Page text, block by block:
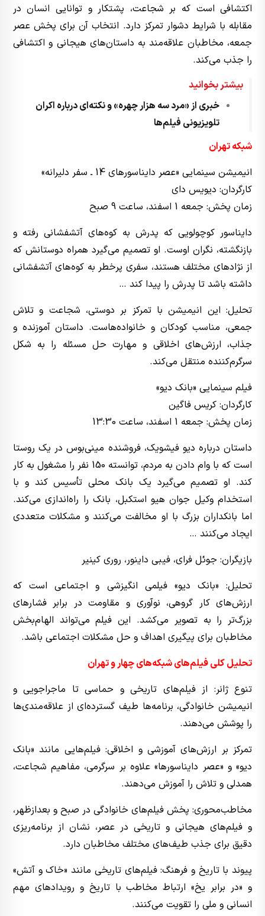
اکتشافی است که بر شجاعت، پشتکار و توانایی انسان در
مقابله با شرایط دشوار تمرکز دارد. انتخاب آن برای پخش عصر
جمعه، مخاطبان علاقه‌مند به داستان‌های هیجانی و اکتشافی
را جذب می‌کند.
بیشتر بخوانید
خبری از «مرد سه هزار چهره» و نکته‌ای درباره اکران
تلویزیونی فیلم‌‌ها
شبکه تهران
انیمیشن سینمایی «عصر دایناسورهای 14 ـ سفر دلیرانه»
کارگردان: دیویس دای
زمان پخش: جمعه 1 اسفند، ساعت 9 صبح
دایناسور کوچولویی که پدرش به کوه‌های آتشفشانی رفته و
بازنگشته، نگران اوست. او تصمیم می‌گیرد همراه دوستانش که
از نژادهای مختلف هستند، سفری پرخطر به کوه‌های آتشفشانی
داشته باشد تا پدرش را پیدا کند …
تحلیل: این انیمیشن با تمرکز بر دوستی، شجاعت و تلاش
جمعی، مناسب کودکان و خانواده‌هاست. داستان آموزنده و
جذاب، ارزش‌های اخلاقی و مهارت حل مسئله را به شکل
سرگرم‌کننده منتقل می‌کند.
فیلم سینمایی «بانک دیو»
کارگردان: کریس فاگین
زمان پخش: جمعه 1 اسفند، ساعت 13:30
داستان درباره دیو فیشویک، فروشنده مینی‌بوس در یک روستا
است که با وام دادن به مردم، توانسته 150 نفر را مشغول به کار
کند. او تصمیم می‌گیرد یک بانک محلی تأسیس کند و با
استخدام وکیل جوان هیو استکبل، بانک را راه‌اندازی می‌کند.
اما بانکداران بزرگ با او مخالفت می‌کنند و مشکلات متعددی
ایجاد می‌کنند …
بازیگران: جوئل فرای، فیبی داینور، روری کینیر
تحلیل: «بانک دیو» فیلمی انگیزشی و اجتماعی است که
ارزش‌های کار گروهی، نوآوری و مقاومت در برابر فشارهای
بزرگ‌تر را به تصویر می‌کشد. این فیلم می‌تواند الهام‌بخش
مخاطبان برای پیگیری اهداف و حل مشکلات اجتماعی باشد.
تحلیل کلی فیلم‌های شبکه‌های چهار و تهران
تنوع ژانر: از فیلم‌های تاریخی و حماسی تا ماجراجویی و
انیمیشن خانوادگی، برنامه‌ها طیف گسترده‌ای از علاقه‌مندی‌ها
را پوشش می‌دهند.
تمرکز بر ارزش‌های آموزشی و اخلاقی: فیلم‌هایی مانند «بانک
دیو» و «عصر دایناسورها» علاوه بر سرگرمی، مفاهیم شجاعت،
همدلی و تلاش را آموزش می‌دهند.
مخاطب‌محوری: پخش فیلم‌های خانوادگی در صبح و بعدازظهر،
و فیلم‌های هیجانی و تاریخی در عصر، نشان از برنامه‌ریزی
دقیق برای جذب طیف‌های مختلف مخاطبان دارد.
پیوند با تاریخ و فرهنگ: فیلم‌های تاریخی مانند «خاک و آتش»
و «در برابر یخ» ارتباط مخاطب با تاریخ و رویدادهای مهم
انسانی و ملی را تقویت می‌کنند.